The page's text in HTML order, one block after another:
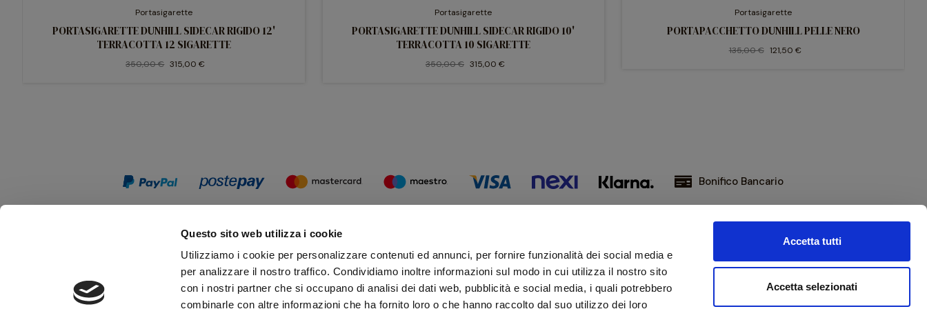
Questo sito web utilizza i cookie
Utilizziamo i cookie per personalizzare contenuti ed annunci, per fornire funzionalità dei social media e
per analizzare il nostro traffico. Condividiamo inoltre informazioni sul modo in cui utilizza il nostro sito
con i nostri partner che si occupano di analisi dei dati web, pubblicità e social media, i quali potrebbero
combinarle con altre informazioni che ha fornito loro o che hanno raccolto dal suo utilizzo dei loro
Accetta tutti
Accetta selezionati
Portasigarette
PORTASIGARETTE DUNHILL SIDECAR RIGIDO 12'
TERRACOTTA 12 SIGARETTE
350,00 € 315,00 €
Portasigarette
PORTASIGARETTE DUNHILL SIDECAR RIGIDO 10'
TERRACOTTA 10 SIGARETTE
350,00 € 315,00 €
Portasigarette
PORTAPACCHETTO DUNHILL PELLE NERO
135,00 € 121,50 €
Bonifico Bancario
Iscriviti alla nostra newsletter
Rimani aggiornato sulle novità e promozioni